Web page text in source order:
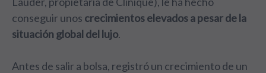
conseguir unos crecimientos elevados a pesar de la
situación global del lujo.
Antes de salir a bolsa, registró un crecimiento de un